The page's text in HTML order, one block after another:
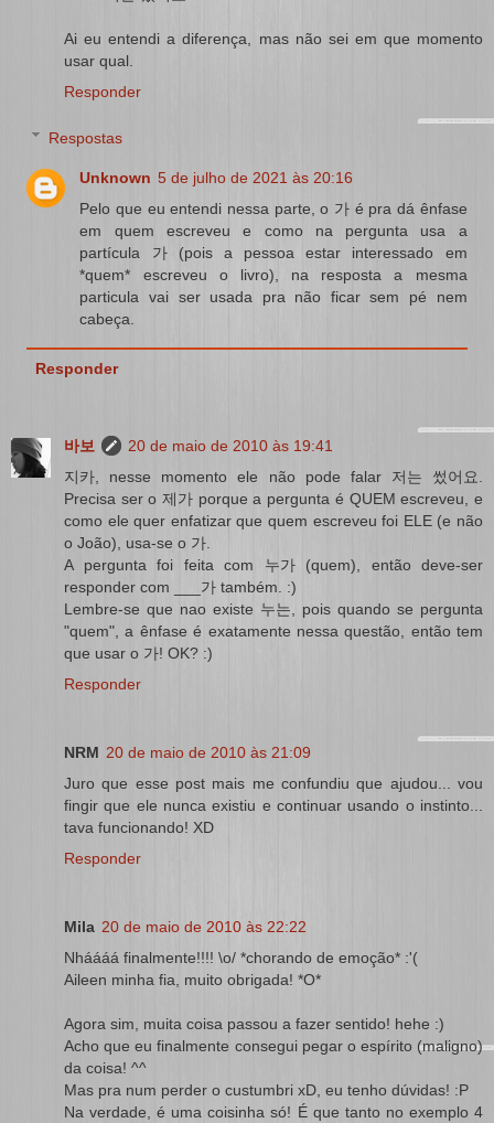
Ai eu entendi a diferença, mas não sei em que momento
usar qual.
Responder
Respostas
Unknown 5 de julho de 2021 às 20:16
Pelo que eu entendi nessa parte, o 가 é pra dá ênfase
em quem escreveu e como na pergunta usa a
partícula 가 (pois a pessoa estar interessado em
*quem* escreveu o livro), na resposta a mesma
particula vai ser usada pra não ficar sem pé nem
cabeça.
Responder
바보
20 de maio de 2010 às 19:41
지카, nesse momento ele não pode falar 저는 썼어요.
Precisa ser o 제가 porque a pergunta é QUEM escreveu, e
como ele quer enfatizar que quem escreveu foi ELE (e não
o João), usa-se o 가.
A pergunta foi feita com 누가 (quem), então deve-ser
responder com ___가 também. :)
Lembre-se que nao existe 누는, pois quando se pergunta
"quem", a ênfase é exatamente nessa questão, então tem
que usar o 가! OK? :)
Responder
NRM 20 de maio de 2010 às 21:09
Juro que esse post mais me confundiu que ajudou... vou
fingir que ele nunca existiu e continuar usando o instinto...
tava funcionando! XD
Responder
Mila 20 de maio de 2010 às 22:22
Nháááá finalmente!!!! \o/ *chorando de emoção* :'(
Aileen minha fia, muito obrigada! *O*
Agora sim, muita coisa passou a fazer sentido! hehe :)
Acho que eu finalmente consegui pegar o espírito (maligno)
da coisa! ^^
Mas pra num perder o custumbri xD, eu tenho dúvidas! :P
Na verdade, é uma coisinha só! É que tanto no exemplo 4